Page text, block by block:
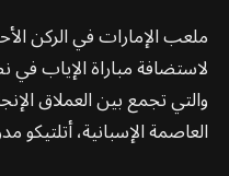
ملعب الإمارات في الركن
لاستضافة مباراة الإياب
والتي تجمع بين العملاق
العاصمة الإسبانية، أتلتيكو